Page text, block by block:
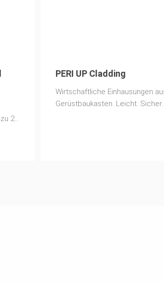
25
PERI UP Cladding
Wirtschaftliche Einhausungen
Gerüstbaukasten. Leicht.